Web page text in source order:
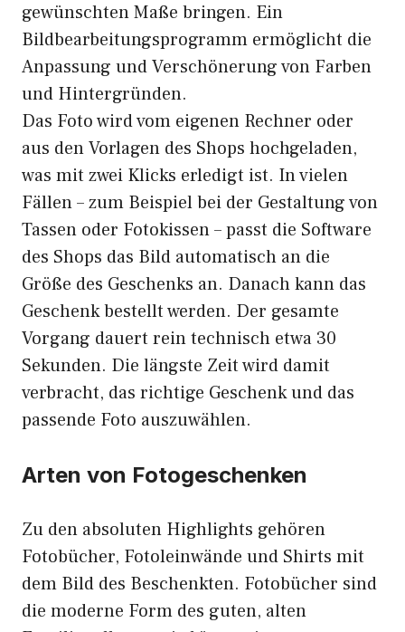
gewünschten Maße bringen. Ein
Bildbearbeitungsprogramm ermöglicht die
Anpassung und Verschönerung von Farben
und Hintergründen.
Das Foto wird vom eigenen Rechner oder
aus den Vorlagen des Shops hochgeladen,
was mit zwei Klicks erledigt ist. In vielen
Fällen – zum Beispiel bei der Gestaltung von
Tassen oder Fotokissen – passt die Software
des Shops das Bild automatisch an die
Größe des Geschenks an. Danach kann das
Geschenk bestellt werden. Der gesamte
Vorgang dauert rein technisch etwa 30
Sekunden. Die längste Zeit wird damit
verbracht, das richtige Geschenk und das
passende Foto auszuwählen.
Arten von Fotogeschenken
Zu den absoluten Highlights gehören
Fotobücher, Fotoleinwände und Shirts mit
dem Bild des Beschenkten. Fotobücher sind
die moderne Form des guten, alten